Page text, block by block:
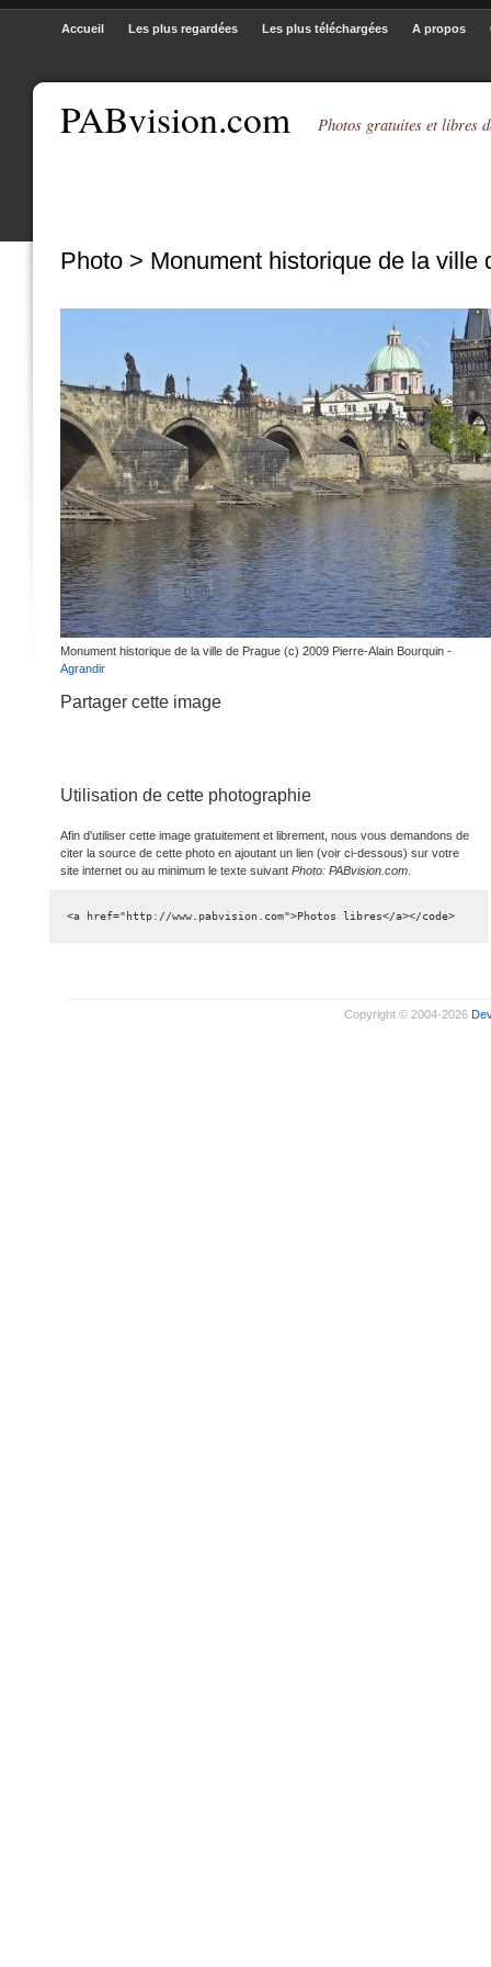
PABvision.com Photos gratuites et libres
Accueil Les plus regardées Les plus téléchargées A propos
Photo > Monument historique de la ville
Monument historique de la ville de Prague (c) 2009 Pierre-Alain Bourquin -
Agrandir
Partager cette image
Utilisation de cette photographie
Afin d'utiliser cette image gratuitement et librement, nous vous demandons de
citer la source de cette photo en ajoutant un lien (voir ci-dessous) sur votre
site internet ou au minimum le texte suivant Photo: PABvision.com
<a href="http://www.pabvision.com">Photos libres</a></code>
Copyright © 2004-2026